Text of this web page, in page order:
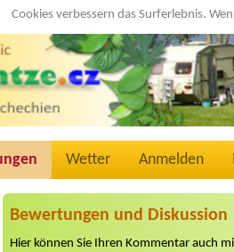
Cookies verbessern das Surferlebnis.
Wetter Anmelden
Bewertungen und Diskussion
Hier können Sie Ihren Kommentar auch